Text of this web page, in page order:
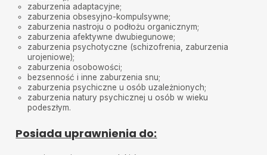
Arkadiusz Kawalec•2025-03-27
Dobrze oceniam wizytę.
Marta Grabowska•2025-03-19
Polecam z całego serca Pana Michała! Bardzo dobry
Agnieszka • 2025-03-10
Bardzo profesjonalny i empatyczny specjalista.
Wizyta przebiegała w miłej atmosferze, wyczerpująco
odpowiedział na wszystkie moje pytania
Wojtek•2025-02-27
zaburzenia adaptacyjne;
zaburzenia obsesyjno-kompulsywne;
zaburzenia nastroju o podłożu organicznym;
zaburzenia afektywne dwubiegunowe;
zaburzenia psychotyczne (schizofrenia, zaburzenia
urojeniowe);
zaburzenia osobowości;
bezsenność i inne zaburzenia snu;
zaburzenia psychiczne u osób uzależnionych;
zaburzenia natury psychicznej u osób w wieku
podeszłym.
Posiada uprawnienia do: